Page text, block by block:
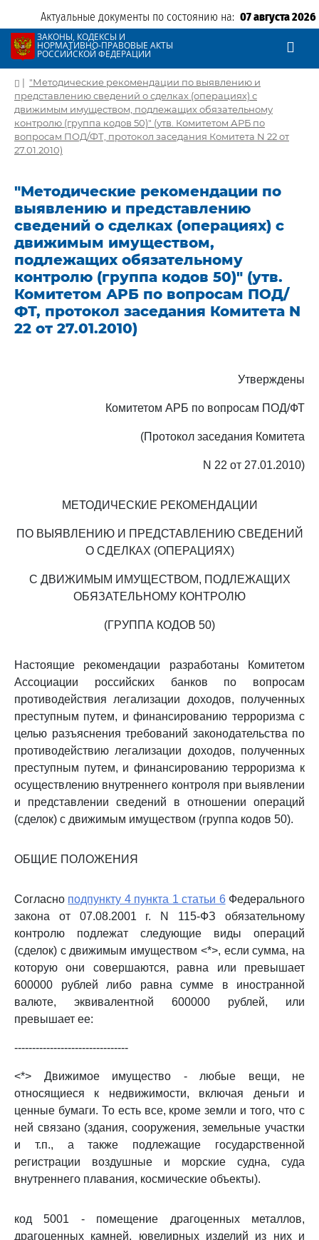
Актуальные документы по состоянию на: 07 августа 2026
ЗАКОНЫ, КОДЕКСЫ И
НОРМАТИВНО-ПРАВОВЫЕ АКТЫ
РОССИЙСКОЙ ФЕДЕРАЦИИ
| "Методические рекомендации по выявлению и
представлению сведений о сделках (операциях) с
движимым имуществом, подлежащих обязательному
контролю (группа кодов 50)" (утв. Комитетом АРБ по
вопросам ПОД/ФТ, протокол заседания Комитета N 22 от
27.01.2010)
"Методические рекомендации по
выявлению и представлению
сведений о сделках (операциях) с
движимым имуществом,
подлежащих обязательному
контролю (группа кодов 50)" (утв.
Комитетом АРБ по вопросам ПОД/
ФТ, протокол заседания Комитета N
22 от 27.01.2010)
Утверждены
Комитетом АРБ по вопросам ПОД/ФТ
(Протокол заседания Комитета
N 22 от 27.01.2010)
МЕТОДИЧЕСКИЕ РЕКОМЕНДАЦИИ
ПО ВЫЯВЛЕНИЮ И ПРЕДСТАВЛЕНИЮ СВЕДЕНИЙ
О СДЕЛКАХ (ОПЕРАЦИЯХ)
С ДВИЖИМЫМ ИМУЩЕСТВОМ, ПОДЛЕЖАЩИХ
ОБЯЗАТЕЛЬНОМУ КОНТРОЛЮ
(ГРУППА КОДОВ 50)
Настоящие рекомендации разработаны Комитетом
Ассоциации российских банков по вопросам
противодействия легализации доходов, полученных
преступным путем, и финансированию терроризма с
целью разъяснения требований законодательства по
противодействию легализации доходов, полученных
преступным путем, и финансированию терроризма к
осуществлению внутреннего контроля при выявлении
и представлении сведений в отношении операций
(сделок) с движимым имуществом (группа кодов 50).
ОБЩИЕ ПОЛОЖЕНИЯ
Согласно подпункту 4 пункта 1 статьи 6Федерального
закона от 07.08.2001 г. N 115-ФЗ обязательному
контролю подлежат следующие виды операций
(сделок) с движимым имуществом <*>, если сумма, на
которую они совершаются, равна или превышает
600000 рублей либо равна сумме в иностранной
валюте, эквивалентной 600000 рублей, или
превышает ее:
--------------------------------
<*> Движимое имущество - любые вещи, не
относящиеся к недвижимости, включая деньги и
ценные бумаги. То есть все, кроме земли и того, что с
ней связано (здания, сооружения, земельные участки
и т.п., а также подлежащие государственной
регистрации воздушные и морские судна, суда
внутреннего плавания, космические объекты).
код 5001 - помещение драгоценных металлов,
драгоценных камней, ювелирных изделий из них и